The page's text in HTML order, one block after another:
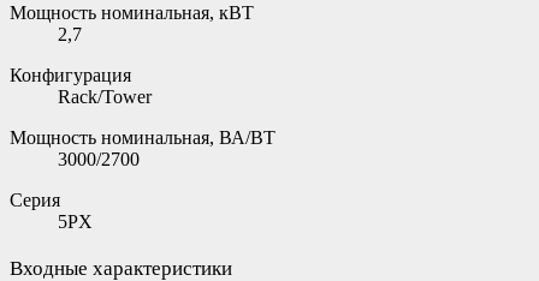
Мощность номинальная, кВТ
2,7
Конфигурация
Rack/Tower
Мощность номинальная, ВА/ВТ
3000/2700
Серия
5PX
Входные характеристики